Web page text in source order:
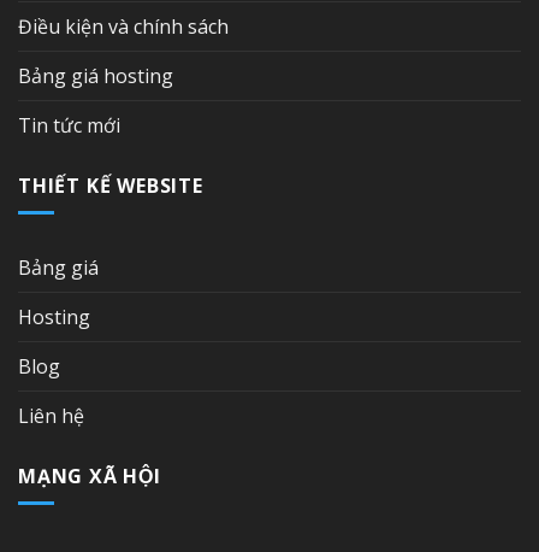
Điều kiện và chính sách
Bảng giá hosting
Tin tức mới
THIẾT KẾ WEBSITE
Bảng giá
Hosting
Blog
Liên hệ
MẠNG XÃ HỘI